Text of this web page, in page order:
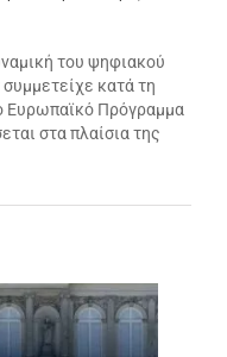
του ψηφιακού
κατά τη
Ευρωπαϊκό Πρόγραμμα
στα πλαίσια της